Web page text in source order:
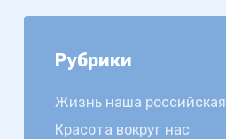
Рубрики
Жизнь наша российская
Красота вокруг нас